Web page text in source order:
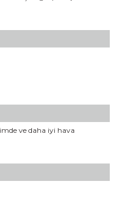
ve daha iyi hava